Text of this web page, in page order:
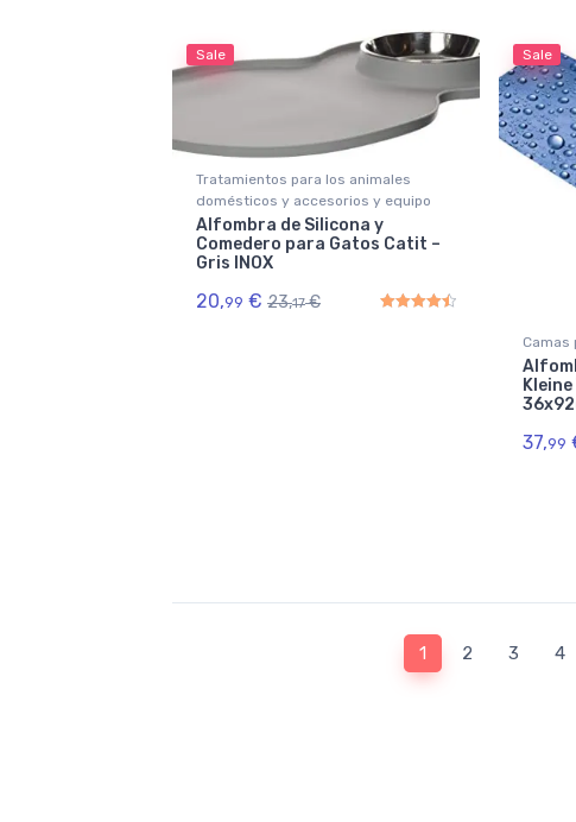
Sale
Tratamientos para los animales
domésticos y accesorios y equipo
Alfombra de Silicona y
Comedero para Gatos Catit –
Gris INOX
20,99 € 23,17 €
Sale
Camas
37,99
1 2 3 4